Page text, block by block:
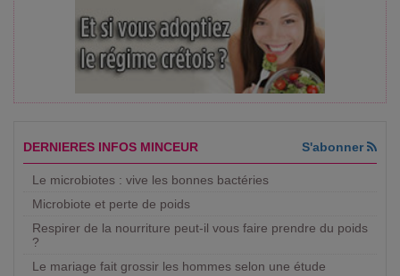
DERNIERES INFOS MINCEUR S'abonner
Le microbiotes : vive les bonnes bactéries
Microbiote et perte de poids
Respirer de la nourriture peut-il vous faire prendre du poids
?
Le mariage fait grossir les hommes selon une étude